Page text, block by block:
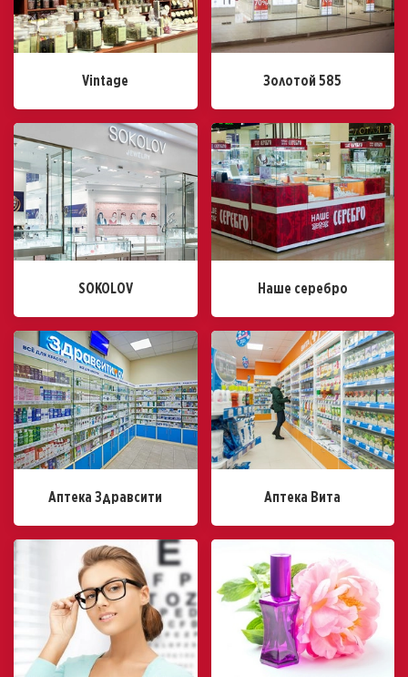
Vintage Золотой 585
SOKOLOV Наше серебро
Аптека Здравсити Аптека Вита